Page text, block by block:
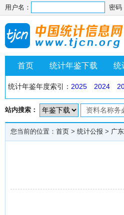
用户名： 密码
首页 统计年鉴下载 统
统计年鉴年度索引： 2025 2024
站内搜索：
您当前的位置： 首页 > 统计公报 > 广东